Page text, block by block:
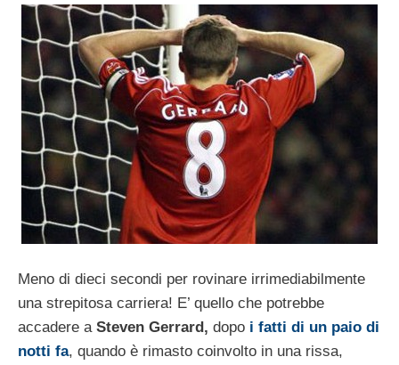
Meno di dieci secondi per rovinare irrimediabilmente
una strepitosa carriera! E’ quello che potrebbe
accadere a Steven Gerrard, dopo i fatti di un paio di
notti fa, quando è rimasto coinvolto in una rissa,